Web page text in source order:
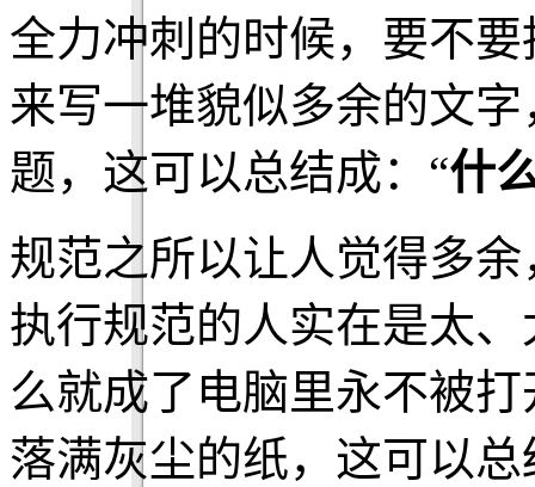
全力冲刺的时候，要不
来写一堆貌似多余的文
题，这可以总结成：“什
规范之所以让人觉得多
执行规范的人实在是太
么就成了电脑里永不被
落满灰尘的纸，这可以